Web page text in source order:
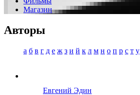
Магазин
Авторы
а б в г д е ж з и й к л м н о п р с т у
Евгений Эдин